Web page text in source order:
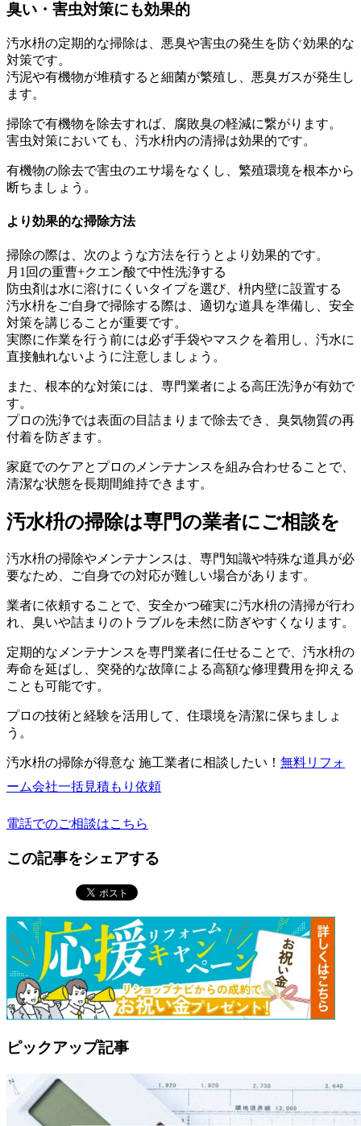
臭い・害虫対策にも効果的
汚水枡の定期的な掃除は、悪臭や害虫の発生を防ぐ効果的な
対策です。
汚泥や有機物が堆積すると細菌が繁殖し、悪臭ガスが発生し
ます。
掃除で有機物を除去すれば、腐敗臭の軽減に繋がります。
害虫対策においても、汚水枡内の清掃は効果的です。
有機物の除去で害虫のエサ場をなくし、繁殖環境を根本から
断ちましょう。
より効果的な掃除方法
掃除の際は、次のような方法を行うとより効果的です。
月1回の重曹+クエン酸で中性洗浄する
防虫剤は水に溶けにくいタイプを選び、枡内壁に設置する
汚水枡をご自身で掃除する際は、適切な道具を準備し、安全
対策を講じることが重要です。
実際に作業を行う前には必ず手袋やマスクを着用し、汚水に
直接触れないように注意しましょう。
また、根本的な対策には、専門業者による高圧洗浄が有効で
す。
プロの洗浄では表面の目詰まりまで除去でき、臭気物質の再
付着を防ぎます。
家庭でのケアとプロのメンテナンスを組み合わせることで、
清潔な状態を長期間維持できます。
汚水枡の掃除は専門の業者にご相談を
汚水枡の掃除やメンテナンスは、専門知識や特殊な道具が必
要なため、ご自身での対応が難しい場合があります。
業者に依頼することで、安全かつ確実に汚水枡の清掃が行わ
れ、臭いや詰まりのトラブルを未然に防ぎやすくなります。
定期的なメンテナンスを専門業者に任せることで、汚水枡の
寿命を延ばし、突発的な故障による高額な修理費用を抑える
ことも可能です。
プロの技術と経験を活用して、住環境を清潔に保ちましょ
う。
汚水枡の掃除が得意な 施工業者に相談したい！ 無料リフォ
ーム会社一括見積もり依頼
電話でのご相談はこちら
この記事をシェアする
ピックアップ記事